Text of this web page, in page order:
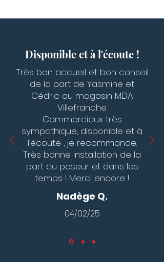
Disponible et à l'écoute !
Très bon accueil et bon conseil
de la part de Yasmine et
Cédric au magasin MDA
Villefranche.
Commerciaux très
sympathique, disponible et à
l’écoute , je recommande.
Très bonne installation de la
part du poseur et dans les
temps ! Merci encore !
Nadège Q.
04/02/25